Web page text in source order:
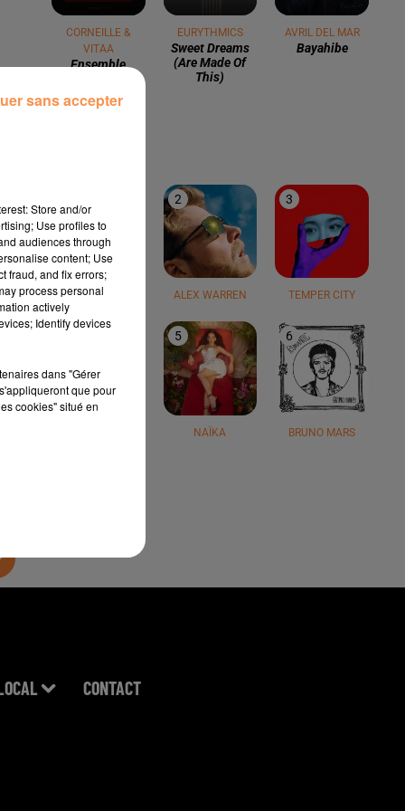
CORNEILLE &
VITAA
Ensemble
EURYTHMICS
Sweet Dreams
(are Made Of
This)
AVRIL DEL MAR
Bayahibe
TEDDY SWIMS
2
ALEX WARREN
3
TEMPER CITY
5
NAÏKA
6
BRUNO MARS
CONTACT
Store and/or
Use profiles to
audiences through
content; Use
fraud, and fix errors;
process personal
actively
Identify devices
dans "Gérer
que pour
cookies" situé en
sans accepter